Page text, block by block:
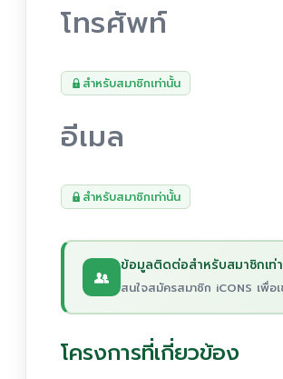
โทรศัพท์
สำหรับสมาชิกเท่านั้น
อีเมล
สำหรับสมาชิกเท่านั้น
ข้อมูลติดต่อสำหรับสมาชิกเท่
สนใจสมัครสมาชิก iCONS เพื่อ
โครงการที่เกี่ยวข้อง